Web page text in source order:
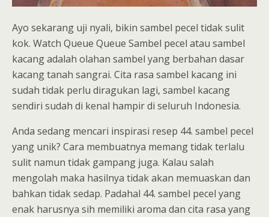
Ayo sekarang uji nyali, bikin sambel pecel tidak sulit
kok. Watch Queue Queue Sambel pecel atau sambel
kacang adalah olahan sambel yang berbahan dasar
kacang tanah sangrai. Cita rasa sambel kacang ini
sudah tidak perlu diragukan lagi, sambel kacang
sendiri sudah di kenal hampir di seluruh Indonesia.
Anda sedang mencari inspirasi resep 44. sambel pecel
yang unik? Cara membuatnya memang tidak terlalu
sulit namun tidak gampang juga. Kalau salah
mengolah maka hasilnya tidak akan memuaskan dan
bahkan tidak sedap. Padahal 44. sambel pecel yang
enak harusnya sih memiliki aroma dan cita rasa yang